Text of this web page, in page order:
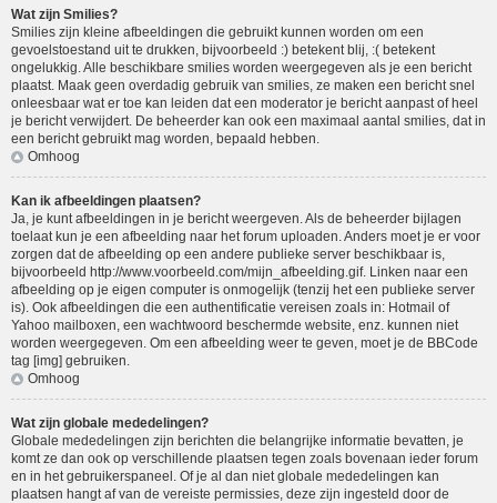
Wat zijn Smilies?
Smilies zijn kleine afbeeldingen die gebruikt kunnen worden om een
gevoelstoestand uit te drukken, bijvoorbeeld :) betekent blij, :( betekent
ongelukkig. Alle beschikbare smilies worden weergegeven als je een bericht
plaatst. Maak geen overdadig gebruik van smilies, ze maken een bericht snel
onleesbaar wat er toe kan leiden dat een moderator je bericht aanpast of heel
je bericht verwijdert. De beheerder kan ook een maximaal aantal smilies, dat in
een bericht gebruikt mag worden, bepaald hebben.
Omhoog
Kan ik afbeeldingen plaatsen?
Ja, je kunt afbeeldingen in je bericht weergeven. Als de beheerder bijlagen
toelaat kun je een afbeelding naar het forum uploaden. Anders moet je er voor
zorgen dat de afbeelding op een andere publieke server beschikbaar is,
bijvoorbeeld http://www.voorbeeld.com/mijn_afbeelding.gif. Linken naar een
afbeelding op je eigen computer is onmogelijk (tenzij het een publieke server
is). Ook afbeeldingen die een authentificatie vereisen zoals in: Hotmail of
Yahoo mailboxen, een wachtwoord beschermde website, enz. kunnen niet
worden weergegeven. Om een afbeelding weer te geven, moet je de BBCode
tag [img] gebruiken.
Omhoog
Wat zijn globale mededelingen?
Globale mededelingen zijn berichten die belangrijke informatie bevatten, je
komt ze dan ook op verschillende plaatsen tegen zoals bovenaan ieder forum
en in het gebruikerspaneel. Of je al dan niet globale mededelingen kan
plaatsen hangt af van de vereiste permissies, deze zijn ingesteld door de